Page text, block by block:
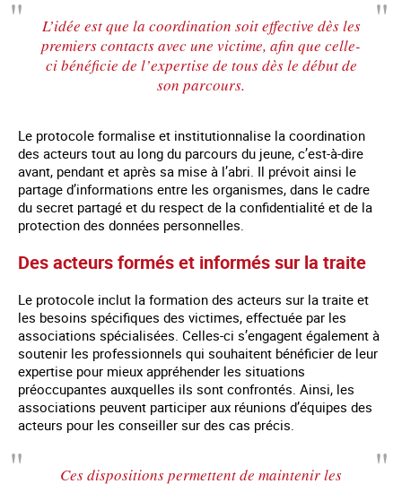
L’idée est que la coordination soit effective dès les
premiers contacts avec une victime, afin que celle-
ci bénéficie de l’expertise de tous dès le début de
son parcours.
Le protocole formalise et institutionnalise la coordination
des acteurs tout au long du parcours du jeune, c’est-à-dire
avant, pendant et après sa mise à l’abri. Il prévoit ainsi le
partage d’informations entre les organismes, dans le cadre
du secret partagé et du respect de la confidentialité et de la
protection des données personnelles.
Des acteurs formés et informés sur la traite
Le protocole inclut la formation des acteurs sur la traite et
les besoins spécifiques des victimes, effectuée par les
associations spécialisées. Celles-ci s’engagent également à
soutenir les professionnels qui souhaitent bénéficier de leur
expertise pour mieux appréhender les situations
préoccupantes auxquelles ils sont confrontés. Ainsi, les
associations peuvent participer aux réunions d’équipes des
acteurs pour les conseiller sur des cas précis.
Ces dispositions permettent de maintenir les